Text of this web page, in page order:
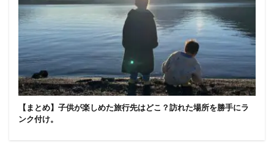
【まとめ】子供が楽しめた旅行先はどこ？訪れた場所を勝手にラ
ンク付け。